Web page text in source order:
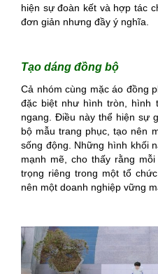
hiện sự đoàn kết và hợp tác
đơn giản nhưng đầy ý nghĩa.
Tạo dáng đồng bộ
Cả nhóm cùng mặc áo đồng
đặc biệt như hình tròn, hình
ngang. Điều này thể hiện sự
bộ mẫu trang phục, tạo nên
sống động. Những hình khối
mạnh mẽ, cho thấy rằng
trọng riêng trong một tổ
nên một doanh nghiệp vững